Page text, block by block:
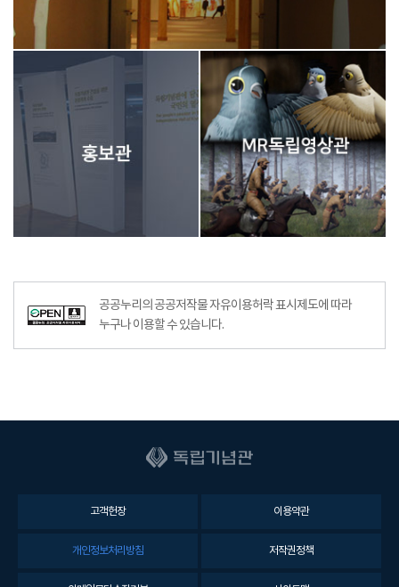
공공누리의 공공저작물 자유이용허락 표시제도에 따라
누구나 이용할 수 있습니다.
고객헌장 이용약관
개인정보처리방침 저작권정책